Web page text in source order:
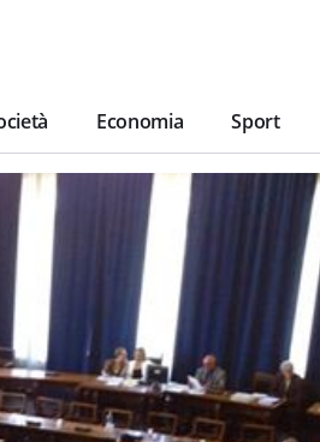
Economia Sport